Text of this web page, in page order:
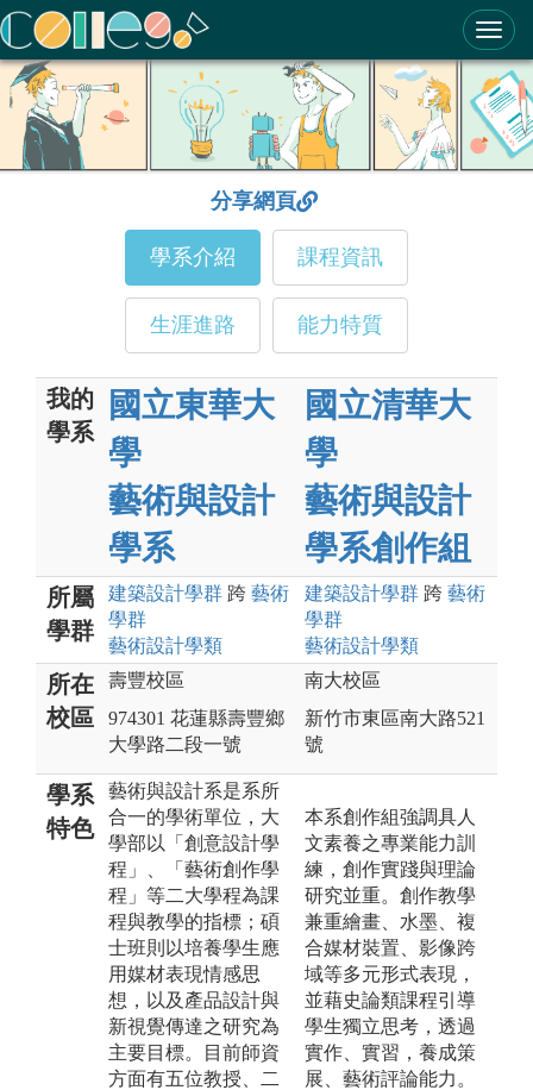
ColleGo! 大學選才與高中育才輔助系統
分享網頁
學系介紹 課程資訊
生涯進路 能力特質
我的
學系
國立東華大
學
藝術與設計
學系
國立清華大
學
藝術與設計
學系創作組
所屬
學群
建築設計學群 跨 藝術
學群
藝術設計學類
建築設計學群 跨 藝術
學群
藝術設計學類
所在
校區
壽豐校區
974301 花蓮縣壽豐鄉
大學路二段一號
南大校區
新竹市東區南大路521
號
學系
特色
藝術與設計系是系所
合一的學術單位，大
學部以「創意設計學
程」、「藝術創作學
程」等二大學程為課
程與教學的指標；碩
士班則以培養學生應
用媒材表現情感思
想，以及產品設計與
新視覺傳達之研究為
主要目標。目前師資
方面有五位教授、二
本系創作組強調具人
文素養之專業能力訓
練，創作實踐與理論
研究並重。創作教學
兼重繪畫、水墨、複
合媒材裝置、影像跨
域等多元形式表現，
並藉史論類課程引導
學生獨立思考，透過
實作、實習，養成策
展、藝術評論能力。